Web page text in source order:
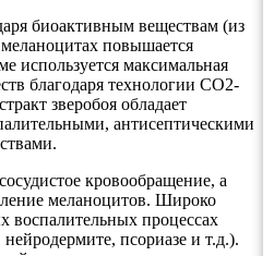
биоактивным веществам (из
повышается
используется максимальная
благодаря технологии СО2-
зверобоя обладает
антисептическими
кровообращение, а
меланоцитов. Широко
воспалительных процессах
псориазе и т.д.).